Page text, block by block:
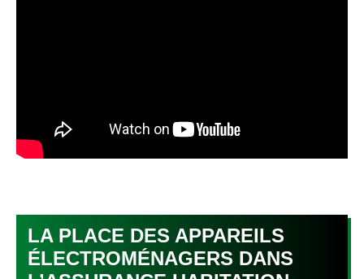
LA PLACE DES APPAREILS
ÉLECTROMÉNAGERS DANS